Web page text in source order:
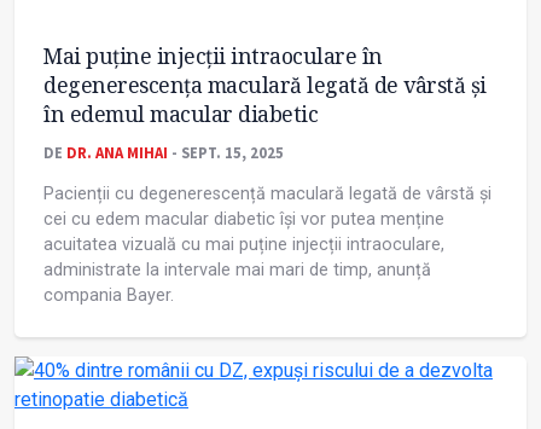
Mai puține injecții intraoculare în
degenerescența maculară legată de vârstă și
în edemul macular diabetic
DE DR. ANA MIHAI - SEPT. 15, 2025
Pacienții cu degenerescență maculară legată de vârstă și
cei cu edem macular diabetic își vor putea menține
acuitatea vizuală cu mai puține injecții intraoculare,
administrate la intervale mai mari de timp, anunță
compania Bayer.